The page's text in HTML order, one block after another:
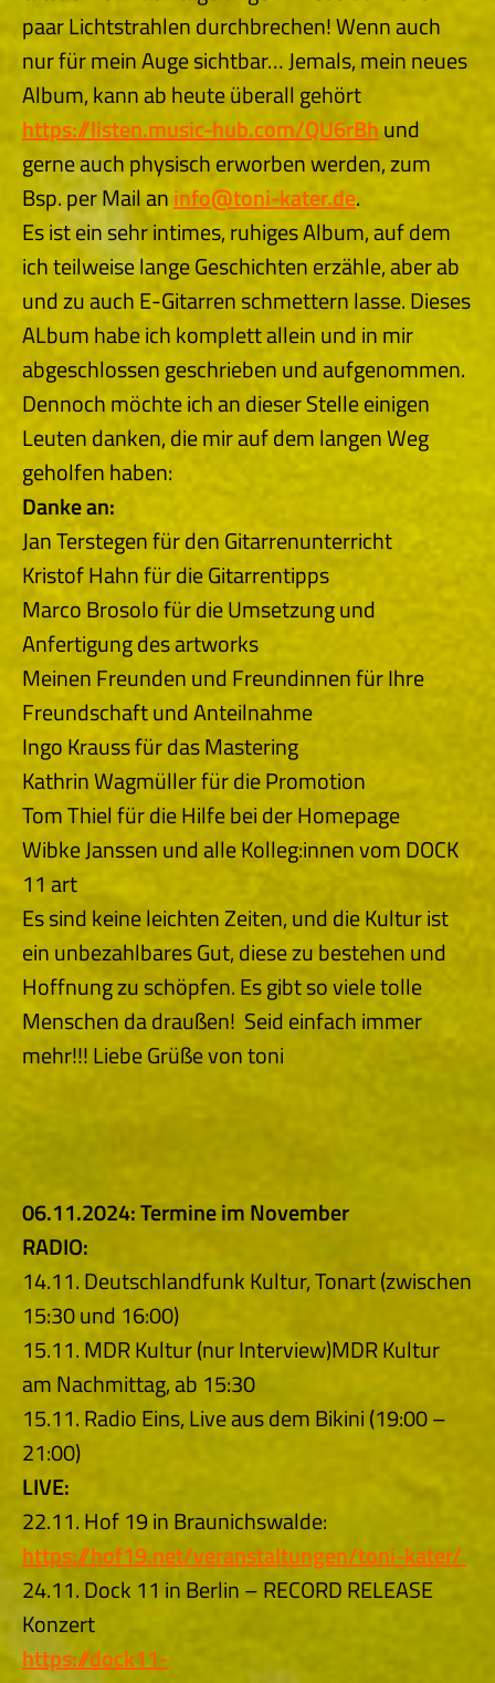
paar Lichtstrahlen durchbrechen! Wenn auch
nur für mein Auge sichtbar… Jemals, mein neues
Album, kann ab heute überall gehört
https://listen.music-hub.com/QU6rBhund
gerne auch physisch erworben werden, zum
Bsp. per Mail aninfo@toni-kater.de.
Es ist ein sehr intimes, ruhiges Album, auf dem
ich teilweise lange Geschichten erzähle, aber ab
und zu auch E-Gitarren schmettern lasse. Dieses
ALbum habe ich komplett allein und in mir
abgeschlossen geschrieben und aufgenommen.
Dennoch möchte ich an dieser Stelle einigen
Leuten danken, die mir auf dem langen Weg
geholfen haben:
Danke an:
Jan Terstegen für den Gitarrenunterricht
Kristof Hahn für die Gitarrentipps
Marco Brosolo für die Umsetzung und
Anfertigung des artworks
Meinen Freunden und Freundinnen für Ihre
Freundschaft und Anteilnahme
Ingo Krauss für das Mastering
Kathrin Wagmüller für die Promotion
Tom Thiel für die Hilfe bei der Homepage
Wibke Janssen und alle Kolleg:innen vom DOCK
11 art
Es sind keine leichten Zeiten, und die Kultur ist
ein unbezahlbares Gut, diese zu bestehen und
Hoffnung zu schöpfen. Es gibt so viele tolle
Menschen da draußen! Seid einfach immer
mehr!!! Liebe Grüße von toni
06.11.2024: Termine im November
RADIO:
14.11. Deutschlandfunk Kultur, Tonart (zwischen
15:30 und 16:00)
15.11. MDR Kultur (nur Interview)MDR Kultur
am Nachmittag, ab 15:30
15.11. Radio Eins, Live aus dem Bikini (19:00 –
21:00)
LIVE:
22.11. Hof 19 in Braunichswalde:
https://hof19.net/veranstaltungen/toni-kater/
24.11. Dock 11 in Berlin – RECORD RELEASE
Konzert
https://dock11-